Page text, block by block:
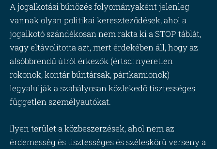
A jogalkotási bűnözés folyományaként jelenleg
vannak olyan politikai kereszteződések, ahol a
jogalkotó szándékosan nem rakta ki a STOP táblát,
vagy eltávolította azt, mert érdekében áll, hogy az
alsóbbrendű útról érkezők (értsd: nyeretlen
rokonok, kontár bűntársak, pártkamionok)
legyalulják a szabályosan közlekedő tisztességes
független személyautókat.
Ilyen terület a közbeszerzések, ahol nem az
érdemesség és tisztességes és széleskörű verseny a